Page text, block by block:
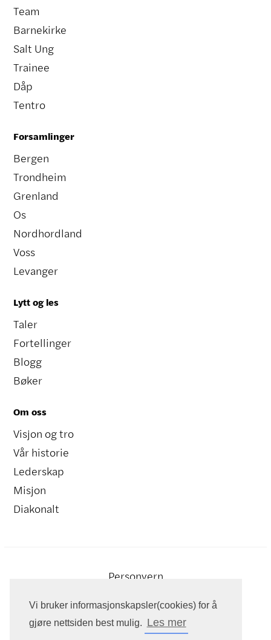
Vi bruker informasjonskapsler(cookies) for å
gjøre nettsiden best mulig. Les mer
Team
Barnekirke
Salt Ung
Trainee
Dåp
Tentro
Forsamlinger
Bergen
Trondheim
Grenland
Os
Nordhordland
Voss
Levanger
Lytt og les
Taler
Fortellinger
Blogg
Bøker
Om oss
Visjon og tro
Vår historie
Lederskap
Misjon
Diakonalt
Personvern